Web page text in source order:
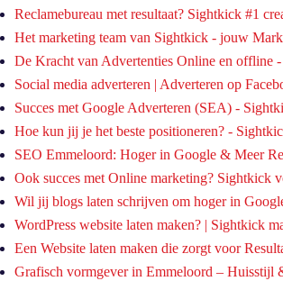
Reclamebureau met resultaat? Sightkick #1
Het marketing team van Sightkick - jouw
De Kracht van Advertenties Online en offline
Social media adverteren | Adverteren op
Succes met Google Adverteren (SEA) -
Hoe kun jij je het beste positioneren? -
SEO Emmeloord: Hoger in Google & Meer
Ook succes met Online marketing? Sightkick
Wil jij blogs laten schrijven om hoger in
WordPress website laten maken? | Sightkick
Een Website laten maken die zorgt voor
Grafisch vormgever in Emmeloord – Huisstijl